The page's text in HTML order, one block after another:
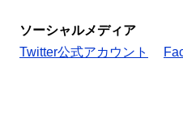
ソーシャルメディア
Twitter公式アカウント